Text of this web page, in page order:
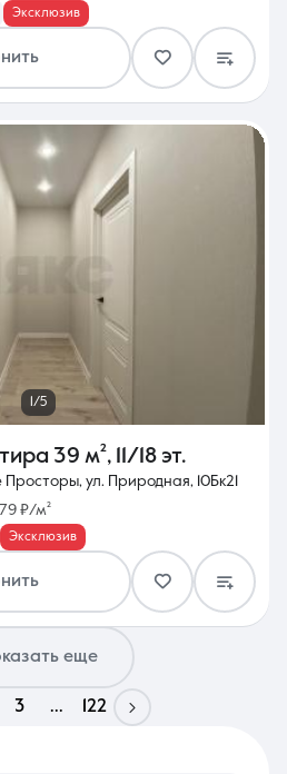
Эксклюзив
1/5
39 м², 11/18 эт.
ул. Природная, 10Бк21
₽/м²
Эксклюзив
еще
3 ... 122